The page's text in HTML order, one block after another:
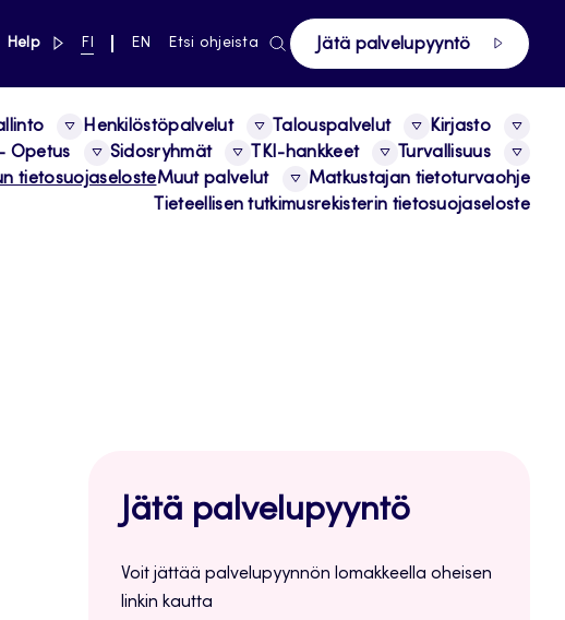
Help linkki pääsivustolle
NYKYINEN
FI
VAIHDA
EN Etsi ohjeista Jätä palvelupyyntö
Henkilöstöpalvelut Talouspalvelut
Kirjasto
Opetus
Sidosryhmät TKI-hankkeet
Turvallisuus
tietosuojaselosteMuut palvelut
Matkustajan tietoturvaohje
Tieteellisen tutkimusrekisterin tietosuojaseloste
Jätä palvelupyyntö
Voit jättää palvelupyynnön lomakkeella oheisen
linkin kautta